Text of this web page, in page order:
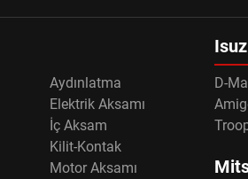
Aydınlatma
Elektrik Aksamı
İç Aksam
Kilit-Kontak
Motor Aksamı
D-